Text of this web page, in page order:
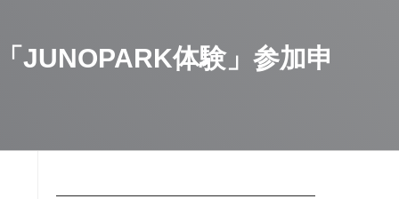
JUNOPARK体験」参加申